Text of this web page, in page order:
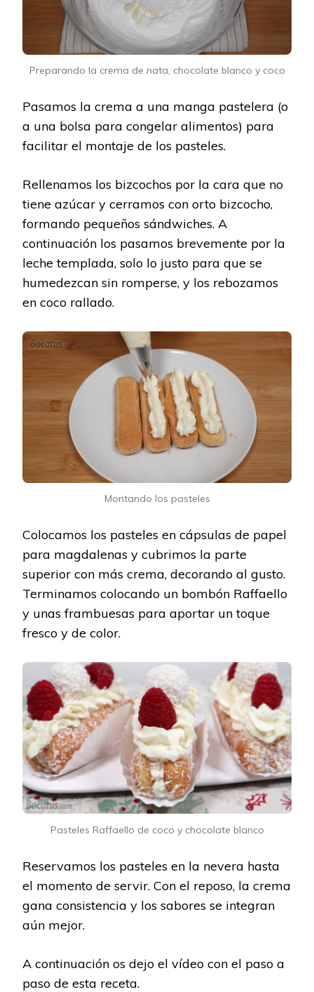
Preparando la crema de nata, chocolate blanco y coco
Pasamos la crema a una manga pastelera (o
a una bolsa para congelar alimentos) para
facilitar el montaje de los pasteles.
Rellenamos los bizcochos por la cara que no
tiene azúcar y cerramos con orto bizcocho,
formando pequeños sándwiches. A
continuación los pasamos brevemente por la
leche templada, solo lo justo para que se
humedezcan sin romperse, y los rebozamos
en coco rallado.
Montando los pasteles
Colocamos los pasteles en cápsulas de papel
para magdalenas y cubrimos la parte
superior con más crema, decorando al gusto.
Terminamos colocando un bombón Raffaello
y unas frambuesas para aportar un toque
fresco y de color.
Pasteles Raffaello de coco y chocolate blanco
Reservamos los pasteles en la nevera hasta
el momento de servir. Con el reposo, la crema
gana consistencia y los sabores se integran
aún mejor.
A continuación os dejo el vídeo con el paso a
paso de esta receta.